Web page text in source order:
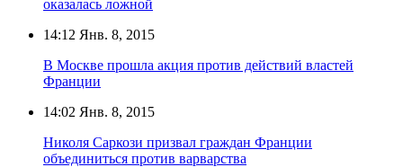
оказалась ложной
14:12 Янв. 8, 2015
В Москве прошла акция против действий властей
Франции
14:02 Янв. 8, 2015
Николя Саркози призвал граждан Франции
объединиться против варварства